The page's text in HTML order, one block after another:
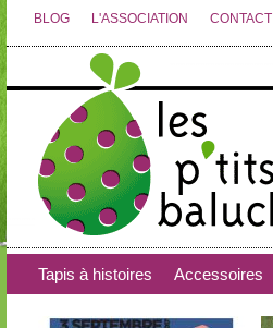
BLOG L'ASSOCIATION CONTACT
Tapis à histoires Accessoires